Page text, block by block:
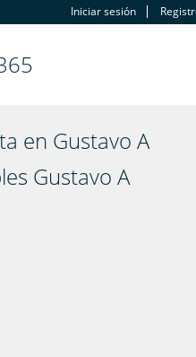
Iniciar sesión
en Gustavo A
Gustavo A